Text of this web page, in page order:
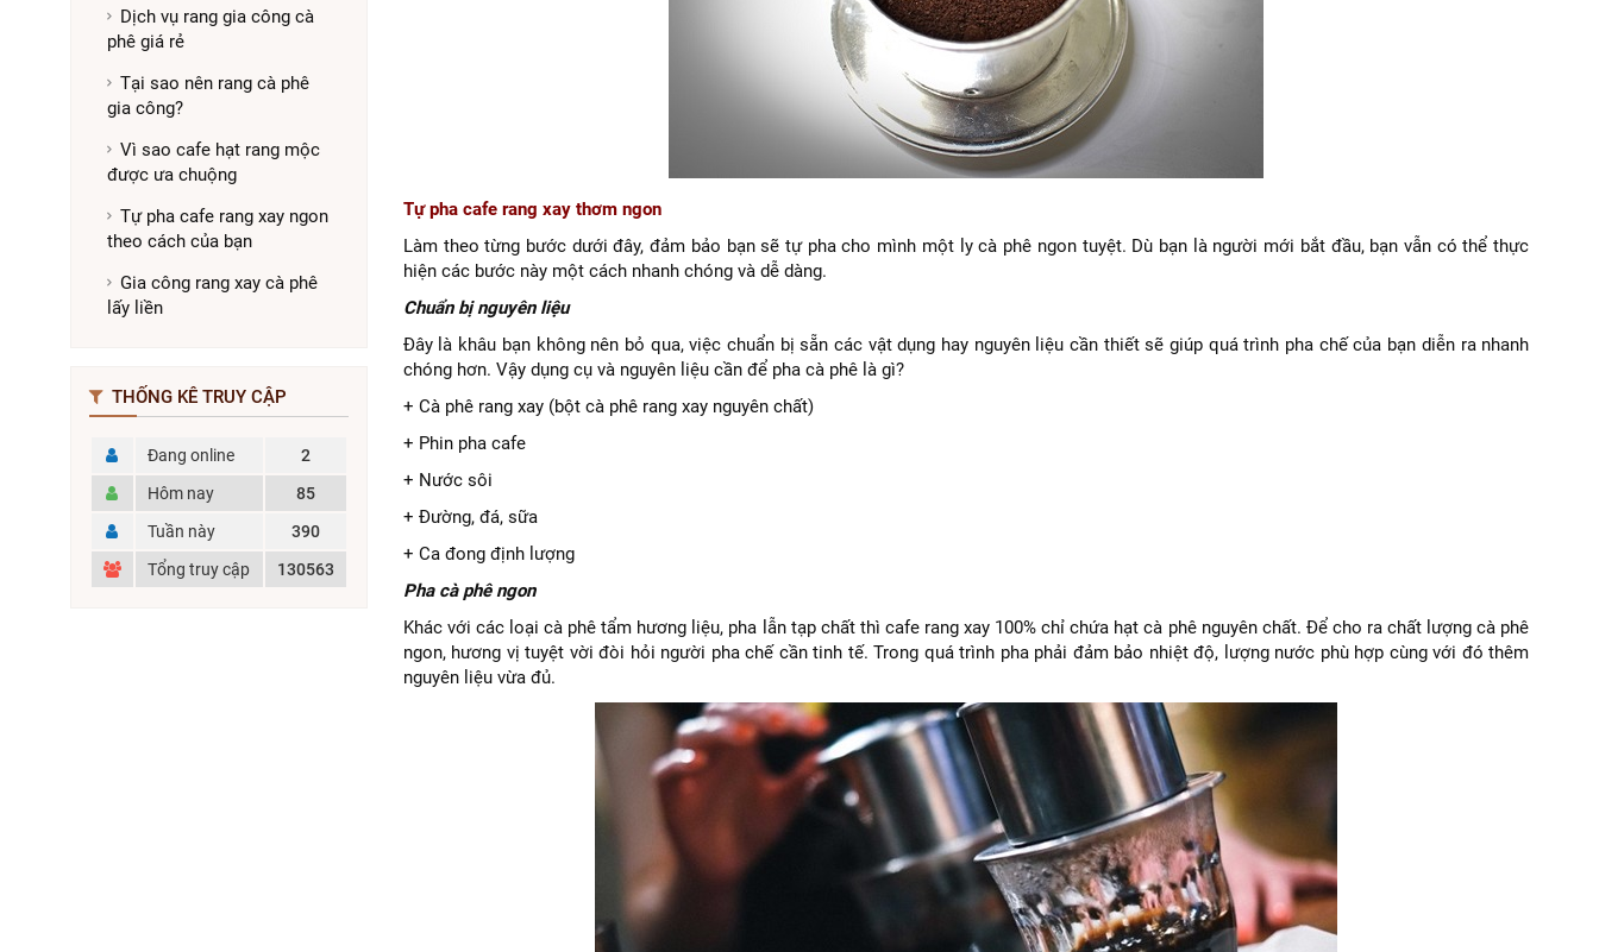
Dịch vụ rang gia công cà
phê giá rẻ
Tại sao nên rang cà phê
gia công?
Vì sao cafe hạt rang mộc
được ưa chuộng
Tự pha cafe rang xay ngon
theo cách của bạn
Gia công rang xay cà phê
lấy liền
THỐNG KÊ TRUY CẬP
Đang online
2
Hôm nay
85
Tuần này
390
Tổng truy cập
130563
Tự pha cafe rang xay thơm ngon
Làm theo từng bước dưới đây, đảm bảo bạn sẽ tự pha cho mình một ly cà phê ngon tuyệt. Dù bạn là người mới bắt đầu, bạn vẫn có thể thực
hiện các bước này một cách nhanh chóng và dễ dàng.
Chuẩn bị nguyên liệu
Đây là khâu bạn không nên bỏ qua, việc chuẩn bị sẵn các vật dụng hay nguyên liệu cần thiết sẽ giúp quá trình pha chế của bạn diễn ra nhanh
chóng hơn. Vậy dụng cụ và nguyên liệu cần để pha cà phê là gì?
+ Cà phê rang xay (bột cà phê rang xay nguyên chất)
+ Phin pha cafe
+ Nước sôi
+ Đường, đá, sữa
+ Ca đong định lượng
Pha cà phê ngon
Khác với các loại cà phê tẩm hương liệu, pha lẫn tạp chất thì cafe rang xay 100% chỉ chứa hạt cà phê nguyên chất. Để cho ra chất lượng cà phê
ngon, hương vị tuyệt vời đòi hỏi người pha chế cần tinh tế. Trong quá trình pha phải đảm bảo nhiệt độ, lượng nước phù hợp cùng với đó thêm
nguyên liệu vừa đủ.